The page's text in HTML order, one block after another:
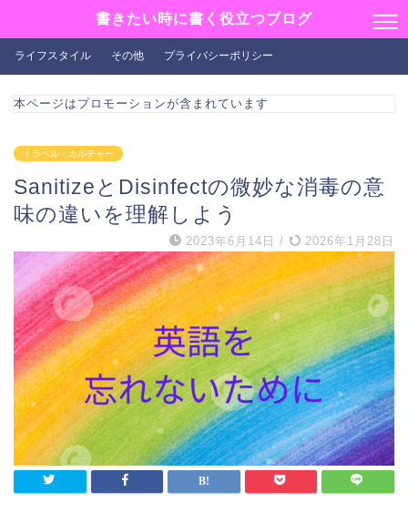
書きたい時に書く役立つブログ
ライフスタイル その他 プライバシーポリシー
本ページはプロモーションが含まれています
トラベル・カルチャー
SanitizeとDisinfectの微妙な消毒の意
味の違いを理解しよう
2023年6月14日 / 2026年1月28日